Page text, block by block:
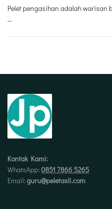
Pelet pengasihan adalah
…
Kontak Kami:
WhatsApp: 0851 7866 5265
Email: guru@peletasli.com